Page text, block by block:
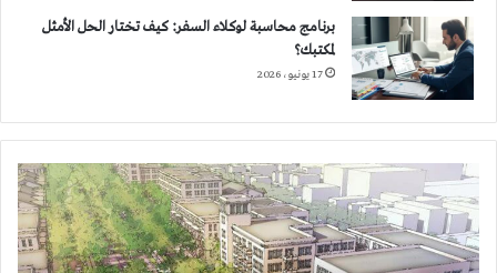
برنامج محاسبة لوكلاء السفر: كيف تختار الحل الأمثل
لمكتبك؟
17 يونيو، 2026
مبادئ
الجوار
المستدام